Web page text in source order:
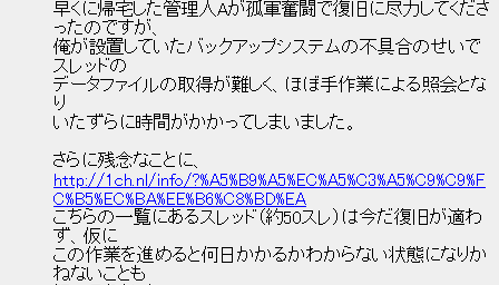
早くに帰宅した管理人Aが孤軍奮闘で復旧に尽力してくださ
ったのですが、
俺が設置していたバックアップシステムの不具合のせいで
スレッドの
データファイルの取得が難しく、ほぼ手作業による照会とな
り
いたずらに時間がかかってしまいました。
さらに残念なことに、
http://1ch.nl/info/?%A5%B9%A5%EC%A5%C3%A5%C9%C9%F
C%B5%EC%BA%EE%B6%C8%BD%EA
こちらの一覧にあるスレッド（約50スレ）は今だ復旧が適わ
ず、仮に
この作業を進めると何日かかるかわからない状態になりか
ねないことも